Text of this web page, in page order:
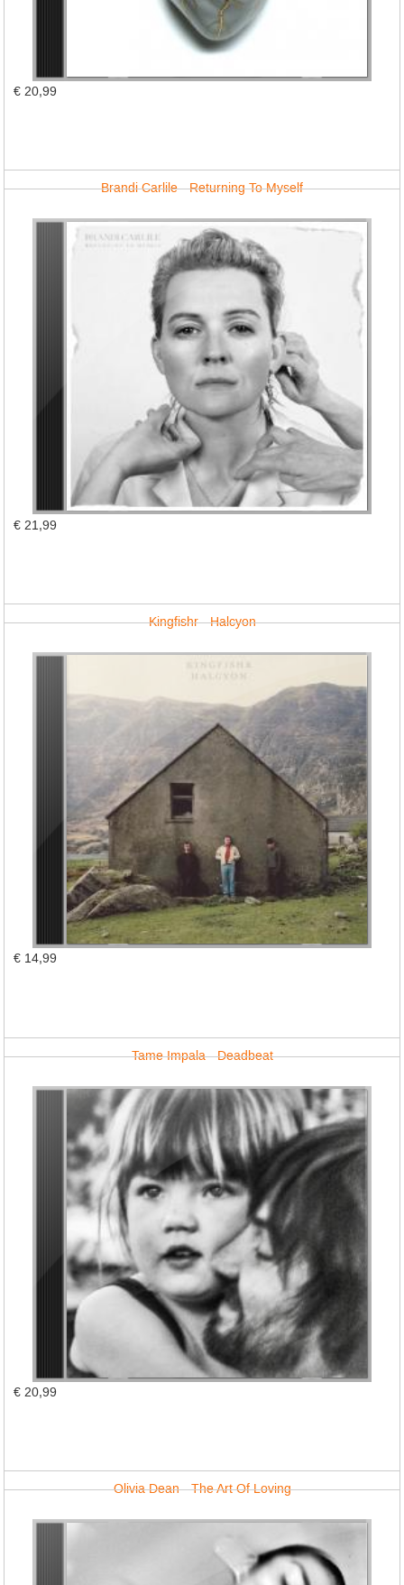
€ 20,99
Brandi Carlile - Returning To Myself
€ 21,99
Kingfishr - Halcyon
€ 14,99
Tame Impala - Deadbeat
€ 20,99
Olivia Dean - The Art Of Loving